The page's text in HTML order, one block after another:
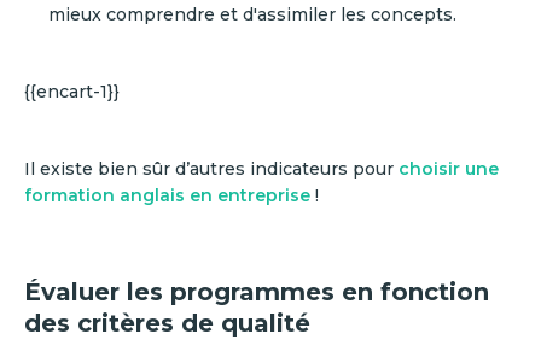
mieux comprendre et d'assimiler les concepts.
{{encart-1}}
Il existe bien sûr d’autres indicateurs pour choisir une
formation anglais en entreprise !
Évaluer les programmes en fonction
des critères de qualité